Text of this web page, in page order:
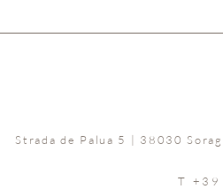
Strada de Palua 5 | 38030
T